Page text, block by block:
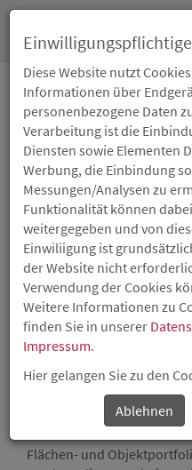
03.09.2025
DER EXPO
Das Ministerium für
und Weinbau Rheinland-
Strukturbank Rheinland-
verschiedenen
an der EXPO REAL teil.
Am Gemeinschaftsstand
08. Oktober 2025 auf der
Immobilienmesse EXPO
Flächen- und
Diese Website nutzt
Informationen über
personenbezogene Daten
Verarbeitung ist die
Diensten sowie Elementen
Werbung, die Einbindung
Messungen/Analysen zu
Funktionalität können
weitergegeben und von
Einwiliigung ist
der Website nicht
Verwendung der Cookies
Weitere Informationen zu
finden Sie in unserer
Impressum.
Hier gelangen Sie zu den
Ablehnen